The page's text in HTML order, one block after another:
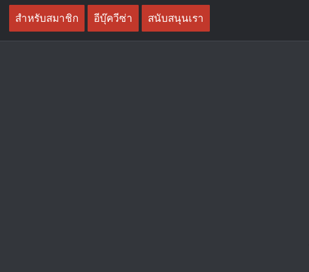
Skip
content
สำหรับสมาชิก อีบุ๊ควีซ่า สนับสนุนเรา